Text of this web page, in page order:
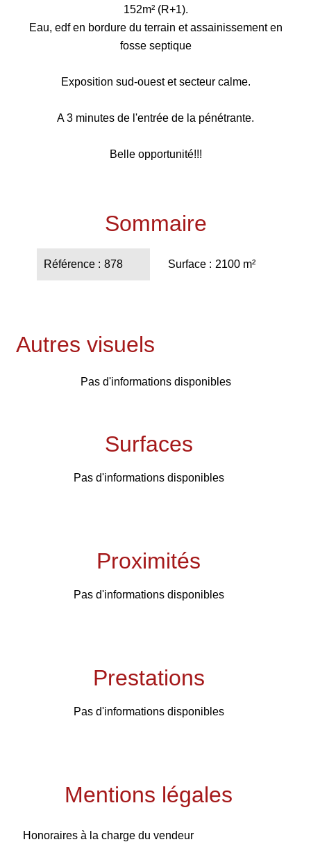
152m² (R+1).
Eau, edf en bordure du terrain et assainissement en
fosse septique
Exposition sud-ouest et secteur calme.
A 3 minutes de l'entrée de la pénétrante.
Belle opportunité!!!
Sommaire
Référence 878 Surface 2100 m²
Autres visuels
Pas d'informations disponibles
Surfaces
Pas d'informations disponibles
Proximités
Pas d'informations disponibles
Prestations
Pas d'informations disponibles
Mentions légales
Honoraires à la charge du vendeur